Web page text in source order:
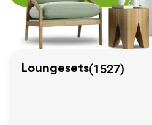
Loungesets(1527)